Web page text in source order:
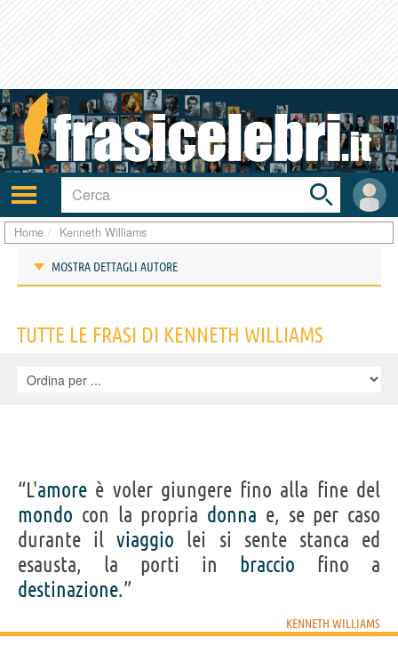
Attiva/disattiva
navigazione
User
area
Toggle
search
bar
Home Kenneth Williams
MOSTRA DETTAGLI AUTORE
IDENTIKIT E DATI ANAGRAFICI
Nome
Cognome Williams
22 febbraio 1926 a Bingfield Street, King's Cross, Londra
Morto 15 aprile 1988
Sesso maschile
Nazionalità inglese
Professione attore ,comico
Segno zodiacale Pesci
Acquista film con Kenneth Williams su
TUTTE LE FRASI DI KENNETH WILLIAMS
“L'amore è voler giungere fino alla fine del
mondo con la propria donna e, se per caso
durante ilviaggio lei si sente stanca ed
esausta, la porti in
braccio fino a
destinazione.”
KENNETH WILLIAMS